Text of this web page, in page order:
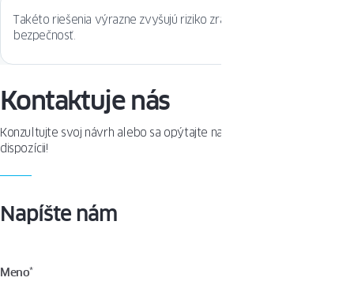
Takéto riešenia výrazne zvyšujú riziko zranenia a ovplyvňujú
bezpečnosť.
Kontaktuje nás
Konzultujte svoj návrh alebo sa opýtajte na produkt. Sme Vám k
dispozícii!
Napíšte nám
Meno*